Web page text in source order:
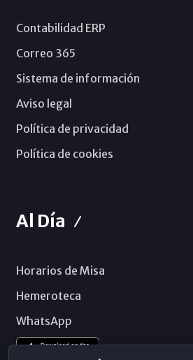
Contabilidad ERP
Correo 365
Sistema de información
Aviso legal
Política de privacidad
Política de cookies
Al Día
Horarios de Misa
Hemeroteca
WhatsApp